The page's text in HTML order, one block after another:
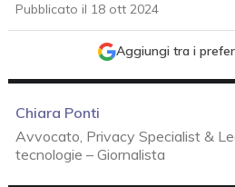
Pubblicato il 18 ott 2024
Aggiungi tra i
Chiara Ponti
Avvocato, Privacy Specialist &
tecnologie – Giornalista